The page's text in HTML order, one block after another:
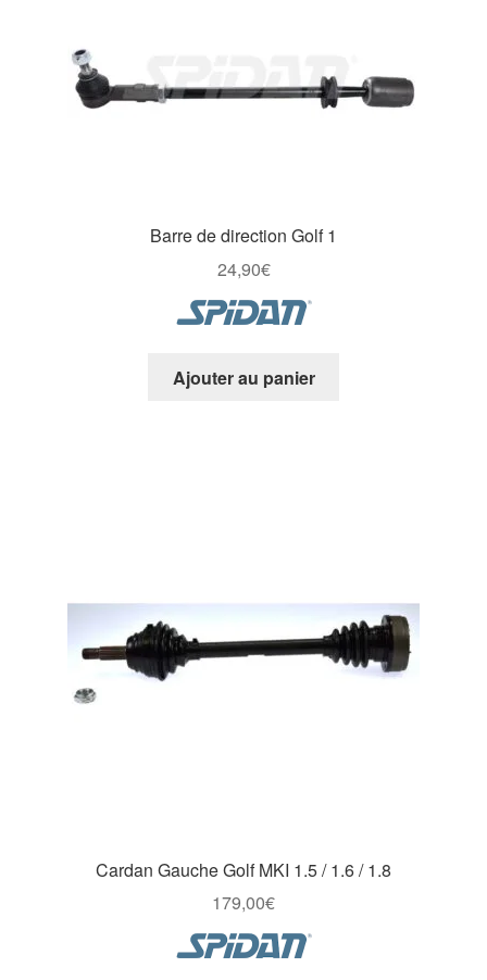
Barre de direction Golf 1
24,90€
Ajouter au panier
Cardan Gauche Golf MKI 1.5 / 1.6 / 1.8
179,00€